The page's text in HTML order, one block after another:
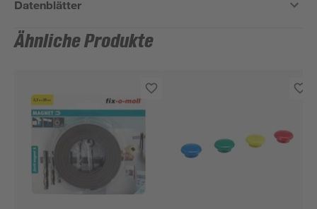
Datenblätter
Ähnliche Produkte